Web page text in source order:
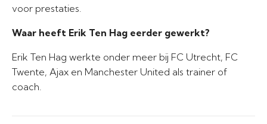
voor prestaties.
Waar heeft Erik Ten Hag eerder gewerkt?
Erik Ten Hag werkte onder meer bij FC Utrecht, FC
Twente, Ajax en Manchester United als trainer of
coach.